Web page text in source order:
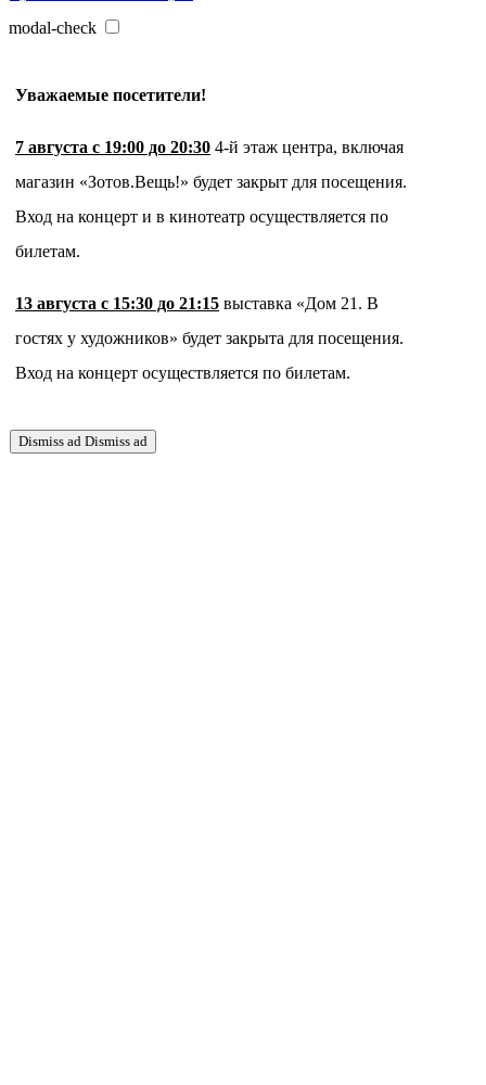
modal-check
Уважаемые посетители!
7 августа с 19:00 до 20:30 4-й этаж центра, включая
магазин «Зотов.Вещь!» будет закрыт для посещения.
Вход на концерт и в кинотеатр осуществляется по
билетам.
13 августа с 15:30 до 21:15 выставка «Дом 21. В
гостях у художников» будет закрыта для посещения.
Вход на концерт осуществляется по билетам.
Dismiss ad Dismiss ad